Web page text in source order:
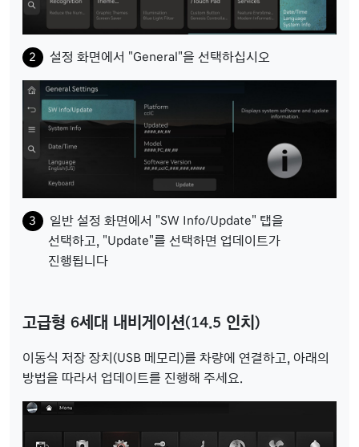
설정 화면에서 "General"을 선택하십시오
일반 설정 화면에서 "SW Info/Update" 탭을
선택하고, "Update"를 선택하면 업데이트가
진행됩니다
고급형 6세대 내비게이션(14.5 인치)
이동식 저장 장치(USB 메모리)를 차량에 연결하고, 아래의
방법을 따라서 업데이트를 진행해 주세요.